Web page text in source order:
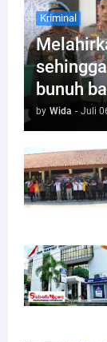
Kriminal
bunuh
by Wida - Juli